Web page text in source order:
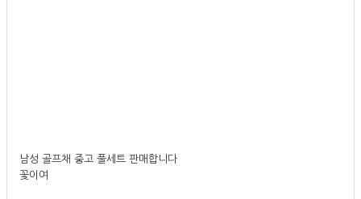
남성 골프채 중고 풀세트 판매합니다
꽃이여